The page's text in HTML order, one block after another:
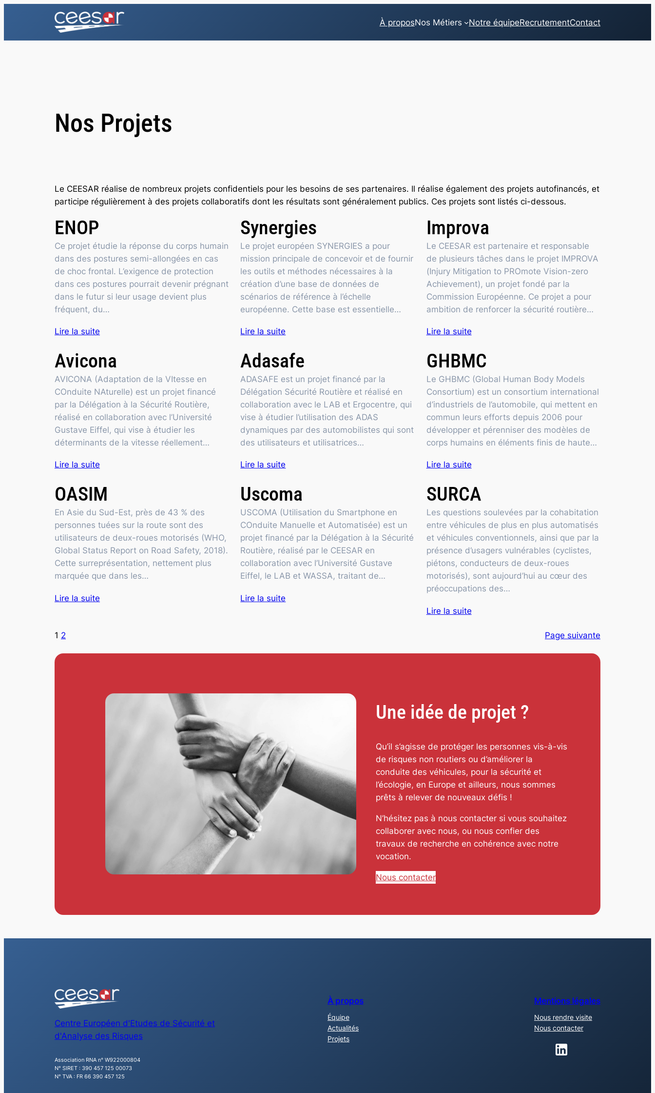
À proposNos Métiers Notre équipeRecrutementContact
Nos Projets
Le CEESAR réalise de nombreux projets confidentiels pour les besoins de ses partenaires. Il réalise également des projets autofinancés, et
participe régulièrement à des projets collaboratifs dont les résultats sont généralement publics. Ces projets sont listés ci-dessous.
ENOP
Ce projet étudie la réponse du corps humain
dans des postures semi-allongées en cas
de choc frontal. L’exigence de protection
dans ces postures pourrait devenir prégnant
dans le futur si leur usage devient plus
fréquent, du…
Lire la suite
Synergies
Le projet européen SYNERGIES a pour
mission principale de concevoir et de fournir
les outils et méthodes nécessaires à la
création d’une base de données de
scénarios de référence à l’échelle
européenne. Cette base est essentielle…
Lire la suite
Improva
Le CEESAR est partenaire et responsable
de plusieurs tâches dans le projet IMPROVA
(Injury Mitigation to PROmote Vision-zero
Achievement), un projet fondé par la
Commission Européenne. Ce projet a pour
ambition de renforcer la sécurité routière…
Lire la suite
Avicona
AVICONA (Adaptation de la VItesse en
COnduite NAturelle) est un projet financé
par la Délégation à la Sécurité Routière,
réalisé en collaboration avec l’Université
Gustave Eiffel, qui vise à étudier les
déterminants de la vitesse réellement…
Lire la suite
Adasafe
ADASAFE est un projet financé par la
Délégation Sécurité Routière et réalisé en
collaboration avec le LAB et Ergocentre, qui
vise à étudier l’utilisation des ADAS
dynamiques par des automobilistes qui sont
des utilisateurs et utilisatrices…
Lire la suite
GHBMC
Le GHBMC (Global Human Body Models
Consortium) est un consortium international
d’industriels de l’automobile, qui mettent en
commun leurs efforts depuis 2006 pour
développer et pérenniser des modèles de
corps humains en éléments finis de haute…
Lire la suite
OASIM
En Asie du Sud-Est, près de 43 % des
personnes tuées sur la route sont des
utilisateurs de deux-roues motorisés (WHO,
Global Status Report on Road Safety, 2018).
Cette surreprésentation, nettement plus
marquée que dans les…
Lire la suite
Uscoma
USCOMA (Utilisation du Smartphone en
COnduite Manuelle et Automatisée) est un
projet financé par la Délégation à la Sécurité
Routière, réalisé par le CEESAR en
collaboration avec l’Université Gustave
Eiffel, le LAB et WASSA, traitant de…
Lire la suite
SURCA
Les questions soulevées par la cohabitation
entre véhicules de plus en plus automatisés
et véhicules conventionnels, ainsi que par la
présence d’usagers vulnérables (cyclistes,
piétons, conducteurs de deux-roues
motorisés), sont aujourd’hui au cœur des
préoccupations des…
Lire la suite
1 2 Page suivante
Une idée de projet ?
Qu’il s’agisse de protéger les personnes vis-à-vis
de risques non routiers ou d’améliorer la
conduite des véhicules, pour la sécurité et
l’écologie, en Europe et ailleurs, nous sommes
prêts à relever de nouveaux défis !
N’hésitez pas à nous contacter si vous souhaitez
collaborer avec nous, ou nous confier des
travaux de recherche en cohérence avec notre
vocation.
Nous contacter
Centre Européen d'Etudes de Sécurité et
d'Analyse des Risques
Association RNA n° W922000804
N° SIRET : 390 457 125 00073
N° TVA : FR 66 390 457 125
À propos
Équipe
Actualités
Projets
Mentions légales
Nous rendre visite
Nous contacter